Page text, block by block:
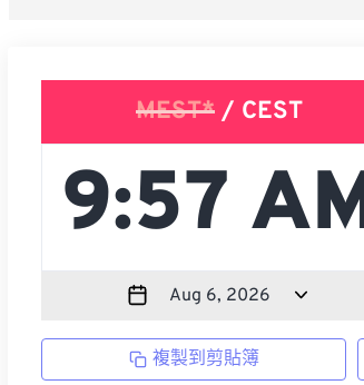
MEST* / CEST
複製到剪貼簿